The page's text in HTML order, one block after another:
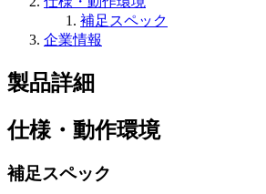
補足スペック
企業情報
製品詳細
仕様・動作環境
補足スペック